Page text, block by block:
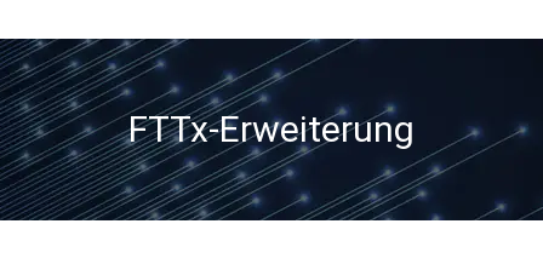
FTTx-Erweiterung